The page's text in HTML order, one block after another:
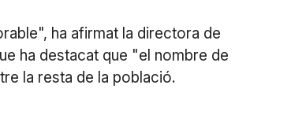
ha afirmat la directora de
ha destacat que "el nombre de
la resta de la població.